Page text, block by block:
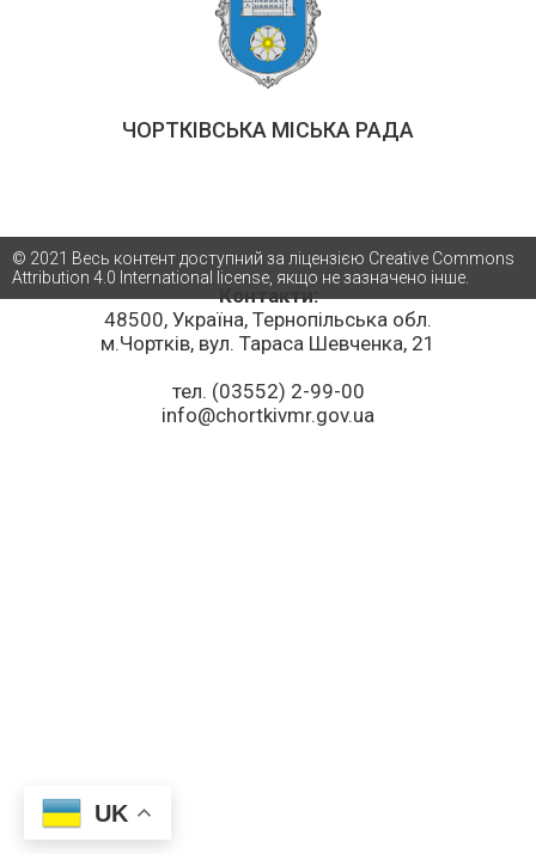
ЧОРТКІВСЬКА МІСЬКА РАДА
Контакти:
48500, Україна, Тернопільська обл.
м.Чортків, вул. Тараса Шевченка, 21
тел. (03552) 2-99-00
info@chortkivmr.gov.ua
© 2021 Весь контент доступний за ліцензією Creative Commons
Attribution 4.0 International license, якщо не зазначено інше.
UK